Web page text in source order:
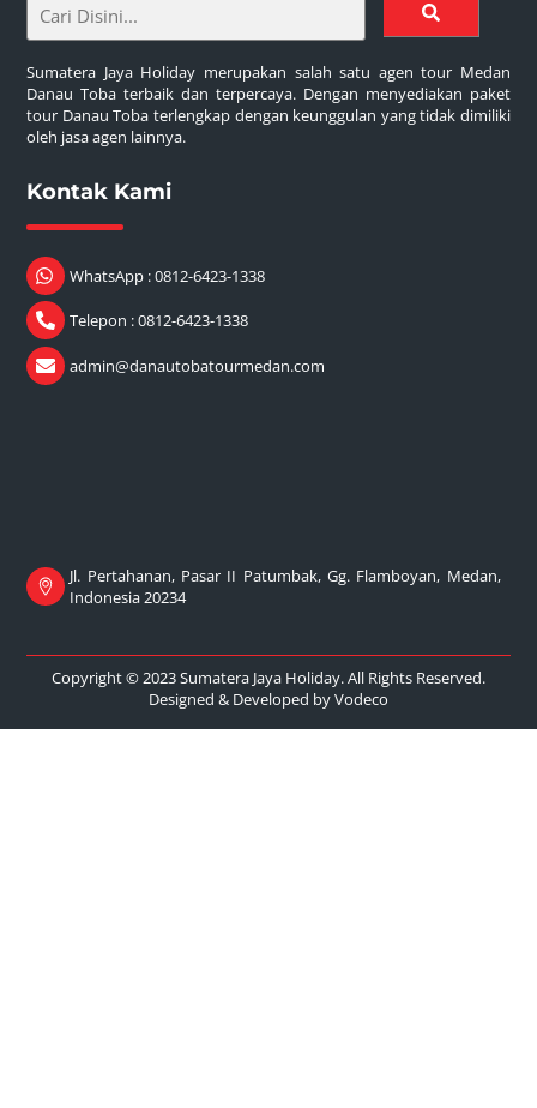
Sumatera Jaya Holiday merupakan salah satu agen tour Medan
Danau Toba terbaik dan terpercaya. Dengan menyediakan paket
tour Danau Toba terlengkap dengan keunggulan yang tidak dimiliki
oleh jasa agen lainnya.
Kontak Kami
WhatsApp : 0812-6423-1338
Telepon : 0812-6423-1338
admin@danautobatourmedan.com
Jl. Pertahanan, Pasar II Patumbak, Gg. Flamboyan, Medan,
Indonesia 20234
Copyright © 2023 Sumatera Jaya Holiday. All Rights Reserved.
Designed & Developed byVodeco